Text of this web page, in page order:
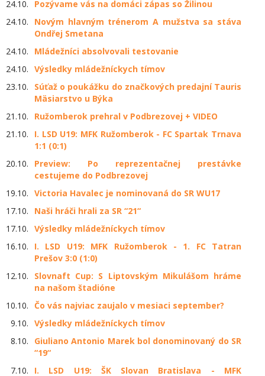
24.10.
Pozývame vás na domáci zápas so Žilinou
24.10.
Novým hlavným trénerom A mužstva sa stáva
Ondřej Smetana
24.10.
Mládežníci absolvovali testovanie
24.10. Výsledky mládežníckych tímov
23.10.
Súťaž o poukážku do značkových predajní Tauris
Mäsiarstvo u Býka
21.10.
Ružomberok prehral v Podbrezovej + VIDEO
21.10.
I. LSD U19: MFK Ružomberok - FC Spartak Trnava
1:1 (0:1)
20.10.
Preview: Po reprezentačnej prestávke
cestujeme do Podbrezovej
19.10. Victoria Havalec je nominovaná do SR WU17
17.10.
Naši hráči hrali za SR “21“
17.10. Výsledky mládežníckych tímov
16.10.
I. LSD U19: MFK Ružomberok - 1. FC Tatran
Prešov 3:0 (1:0)
12.10.
Slovnaft Cup: S Liptovským Mikulášom hráme
na našom štadióne
10.10. Čo vás najviac zaujalo v mesiaci september?
9.10. Výsledky mládežníckych tímov
8.10.
Giuliano Antonio Marek bol donominovaný do SR
“19“
7.10.
I. LSD U19: ŠK Slovan Bratislava - MFK